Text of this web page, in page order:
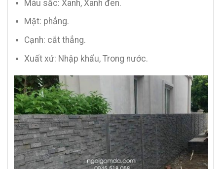
Màu sắc: Xanh, Xanh đen.
Mặt: phẳng.
Cạnh: cắt thẳng.
Xuất xứ: Nhập khẩu, Trong nước.